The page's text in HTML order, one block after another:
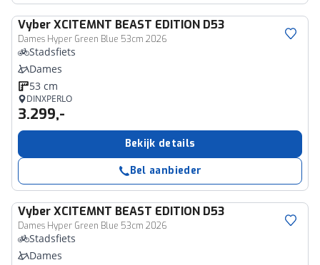
VyberXCITEMNT BEAST EDITION D53
Dames Hyper Green Blue 53cm 2026
Stadsfiets
Dames
53 cm
DINXPERLO
3.299,-
Bekijk details
Bel aanbieder
VyberXCITEMNT BEAST EDITION D53
Dames Hyper Green Blue 53cm 2026
Stadsfiets
Dames